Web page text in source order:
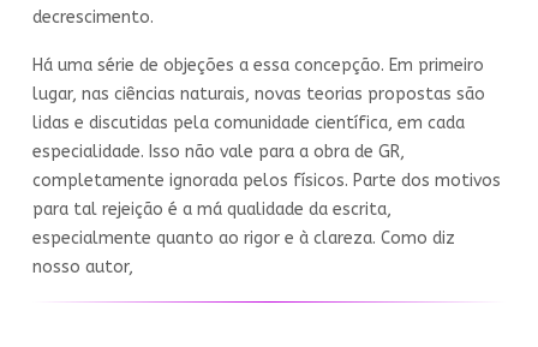
decrescimento.
Há uma série de objeções a essa concepção. Em primeiro
lugar, nas ciências naturais, novas teorias propostas são
lidas e discutidas pela comunidade científica, em cada
especialidade. Isso não vale para a obra de GR,
completamente ignorada pelos físicos. Parte dos motivos
para tal rejeição é a má qualidade da escrita,
especialmente quanto ao rigor e à clareza. Como diz
nosso autor,